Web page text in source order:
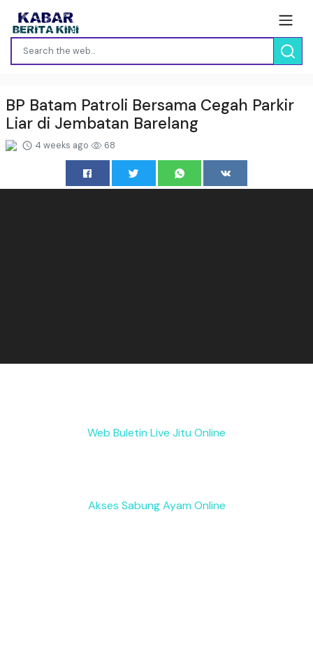
BP Batam Patroli Bersama Cegah Parkir
Liar di Jembatan Barelang
4 weeks ago 68
Web Buletin Live Jitu Online
Akses Sabung Ayam Online